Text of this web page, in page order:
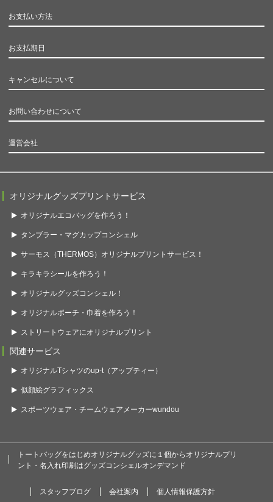
お支払い方法
お支払期日
キャンセルについて
お問い合わせについて
運営会社
オリジナルグッズプリントサービス
オリジナルエコバッグを作ろう！
タンブラー・マグカップコンシェル
サーモス（THERMOS）オリジナルプリントサービス！
キラキラシールを作ろう！
オリジナルグッズコンシェル！
オリジナルポーチ・巾着を作ろう！
ストリートウェアにオリジナルプリント
関連サービス
オリジナルTシャツのup-t（アップティー）
似顔絵グラフィックス
スポーツウェア・チームウェアメーカーwundou
トートバッグをはじめオリジナルグッズに１個からオリジナルプリ
ント・名入れ印刷はグッズコンシェルオンデマンド
スタッフブログ 会社案内 個人情報保護方針